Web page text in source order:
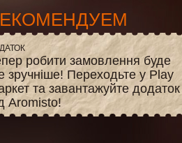
робити замовлення буде
зручніше! Переходьте у Play
та завантажуйте додаток
Aromisto!